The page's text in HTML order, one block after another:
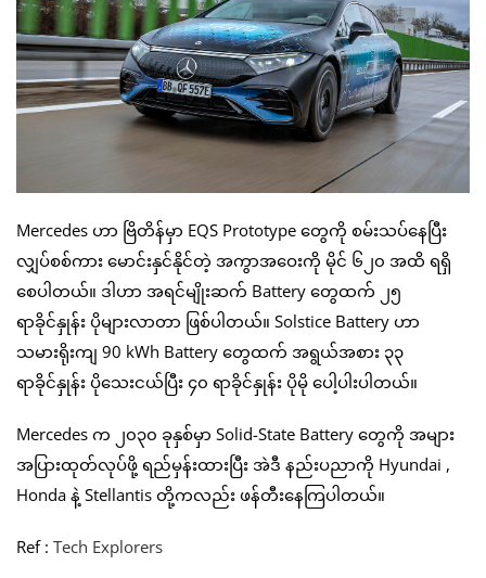
Mercedes ဟာ ဗြိတိန်မှာ EQS Prototype တွေကို စမ်းသပ်နေပြီး
လျှပ်စစ်ကား မောင်းနှင်နိုင်တဲ့ အကွာအဝေးကို မိုင် ၆၂၀ အထိ ရရှိ
စေပါတယ်။ ဒါဟာ အရင်မျိုးဆက် Battery တွေထက် ၂၅
ရာခိုင်နှုန်း ပိုများလာတာ ဖြစ်ပါတယ်။ Solstice Battery ဟာ
သမားရိုးကျ 90 kWh Battery တွေထက် အရွယ်အစား ၃၃
ရာခိုင်နှုန်း ပိုသေးငယ်ပြီး ၄၀ ရာခိုင်နှုန်း ပိုမို ပေါ့ပါးပါတယ်။
Mercedes က ၂၀၃၀ ခုနှစ်မှာ Solid-State Battery တွေကို အများ
အပြားထုတ်လုပ်ဖို့ ရည်မှန်းထားပြီး အဲဒီ နည်းပညာကို Hyundai ,
Honda နဲ့ Stellantis တို့ကလည်း ဖန်တီးနေကြပါတယ်။
Ref : Tech Explorers